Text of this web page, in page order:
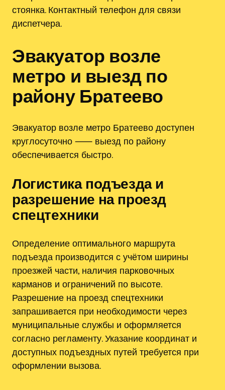
стоянка. Контактный телефон для связи
диспетчера.
Эвакуатор возле
метро и выезд по
району Братеево
Эвакуатор возле метро Братеево доступен
круглосуточно ⸺ выезд по району
обеспечивается быстро.
Логистика подъезда и
разрешение на проезд
спецтехники
Определение оптимального маршрута
подъезда производится с учётом ширины
проезжей части, наличия парковочных
карманов и ограничений по высоте.
Разрешение на проезд спецтехники
запрашивается при необходимости через
муниципальные службы и оформляется
согласно регламенту. Указание координат и
доступных подъездных путей требуется при
оформлении вызова.